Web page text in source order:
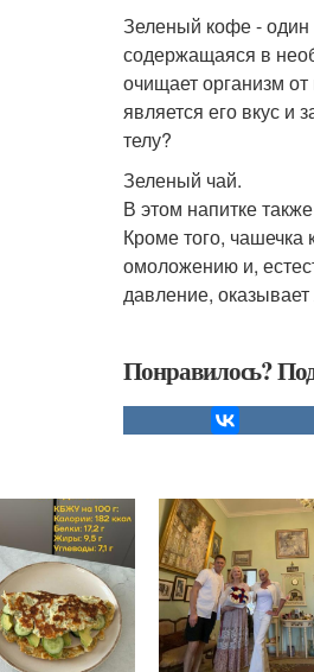
Зеленый кофе - один
содержащаяся в
очищает организм
является его вкус и
телу?
Зеленый чай.
В этом напитке
Кроме того, чашечка
омоложению и,
давление,
Понравилось?